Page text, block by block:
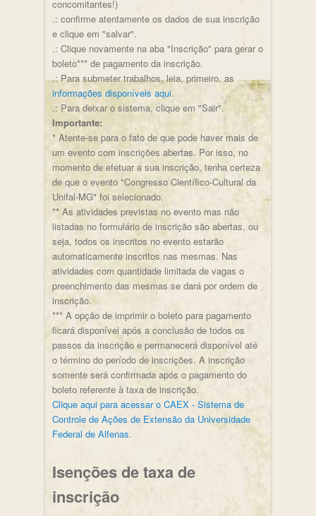
concomitantes!)
.: confirme atentamente os dados de sua inscrição
e clique em "salvar".
.: Clique novamente na aba "Inscrição" para gerar o
boleto*** de pagamento da inscrição.
.: Para submeter trabalhos, leia, primeiro, as
informações disponíveis aqui.
.: Para deixar o sistema, clique em "Sair".
Importante:
* Atente-se para o fato de que pode haver mais de
um evento com inscrições abertas. Por isso, no
momento de efetuar a sua inscrição, tenha certeza
de que o evento "Congresso Científico-Cultural da
Unifal-MG" foi selecionado.
** As atividades previstas no evento mas não
listadas no formulário de inscrição são abertas, ou
seja, todos os inscritos no evento estarão
automaticamente inscritos nas mesmas. Nas
atividades com quantidade limitada de vagas o
preenchimento das mesmas se dará por ordem de
inscrição.
*** A opção de imprimir o boleto para pagamento
ficará disponível após a conclusão de todos os
passos da inscrição e permanecerá disponível até
o término do período de inscrições. A inscrição
somente será confirmada após o pagamento do
boleto referente à taxa de inscrição.
Clique aqui para acessar o CAEX - Sistema de
Controle de Ações de Extensão da Universidade
Federal de Alfenas.
Isenções de taxa de
inscrição